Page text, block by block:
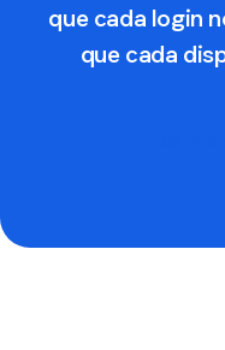
que cada login
que cada